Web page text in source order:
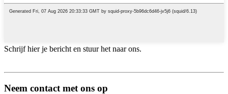
Schrijf hier je bericht en stuur het naar ons.
Neem contact met ons op